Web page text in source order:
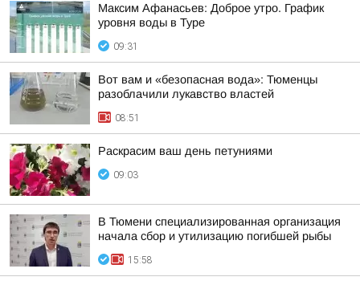
Максим Афанасьев: Доброе утро. График
уровня воды в Туре
09:31
Вот вам и «безопасная вода»: Тюменцы
разоблачили лукавство властей
08:51
Раскрасим ваш день петуниями
09:03
В Тюмени специализированная организация
начала сбор и утилизацию погибшей рыбы
15:58